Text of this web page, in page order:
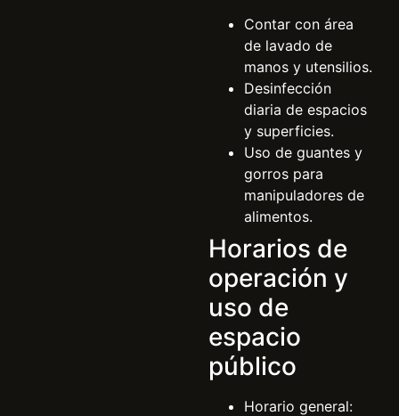
Contar con área
de lavado de
manos y utensilios.
Desinfección
diaria de espacios
y superficies.
Uso de guantes y
gorros para
manipuladores de
alimentos.
Horarios de
operación y
uso de
espacio
público
Horario general: